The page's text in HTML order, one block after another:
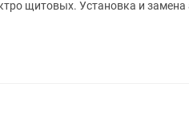
щитовых. Установка и замена